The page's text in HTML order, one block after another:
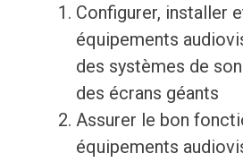
Configurer, installer
équipements
des systèmes de
des écrans géants
Assurer le bon
équipements